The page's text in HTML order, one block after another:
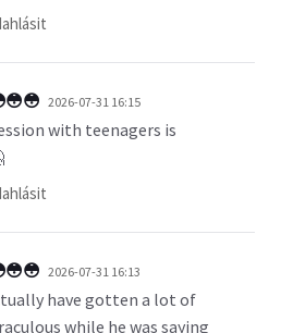
2026-07-31 16:15
with teenagers is
2026-07-31 16:13
have gotten a lot of
while he was saying